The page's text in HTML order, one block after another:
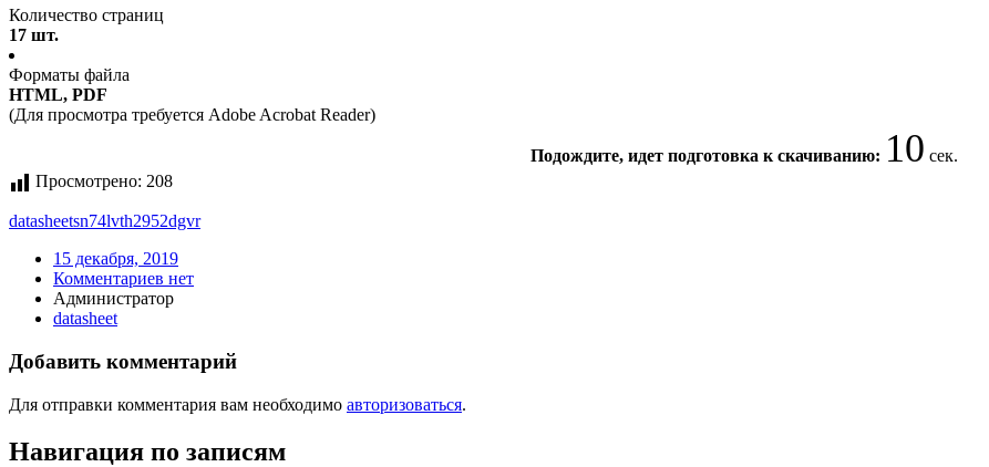
Количество страниц
17 шт.
Форматы файла
HTML, PDF
(Для просмотра требуется Adobe Acrobat Reader)
Подождите, идет подготовка к скачиванию:9сек.
Просмотрено: 208
datasheetsn74lvth2952dgvr
15 декабря, 2019
Комментариев нет
Администратор
datasheet
Добавить комментарий
Для отправки комментария вам необходимо авторизоваться.
Навигация по записям